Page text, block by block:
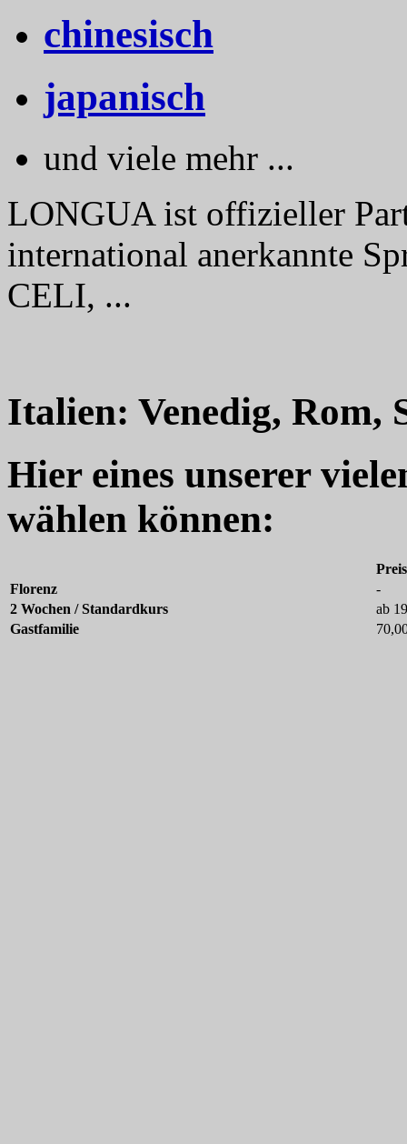
chinesisch
japanisch
und viele mehr ...
LONGUA ist offizieller
international anerkannte
CELI, ...
Italien: Venedig, Rom,
Hier eines unserer
wählen können:
Florenz
-
2 Wochen / Standardkurs
ab
Gastfamilie